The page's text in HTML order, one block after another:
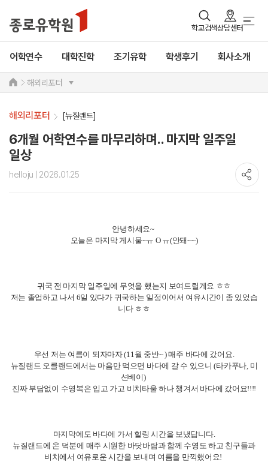
학교검색상담센터
어학연수 대학진학 조기유학 학생후기 회사소개
해외리포터
해외리포터 [뉴질랜드]
6개월 어학연수를 마무리하며.. 마지막 일주일
일상
helloju | 2026.01.25
안녕하세요~
오늘은 마지막 게시물~ㅠ O ㅠ(안돼~~)